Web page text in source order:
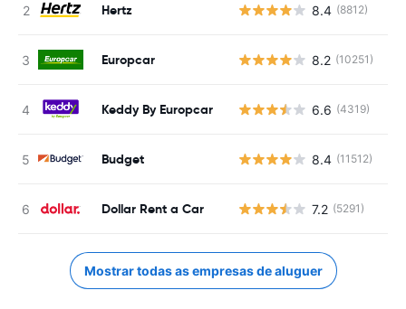
Hertz 8.4 (8812)
Europcar 8.2 (10251)
Keddy By Europcar 6.6 (4319)
Budget 8.4 (11512)
Dollar Rent a Car 7.2 (5291)
Mostrar todas as empresas de aluguer